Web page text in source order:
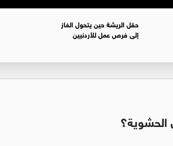
حقل الريشة حين يتحول الغاز
إلى فرص عمل للأردنيين
الحشوية؟